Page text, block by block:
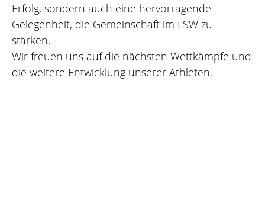
Erfolg, sondern auch eine hervorragende
Gelegenheit, die Gemeinschaft im LSW zu
stärken.
Wir freuen uns auf die nächsten Wettkämpfe und
die weitere Entwicklung unserer Athleten.